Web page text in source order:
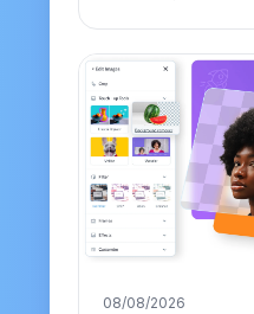
08/08/2026